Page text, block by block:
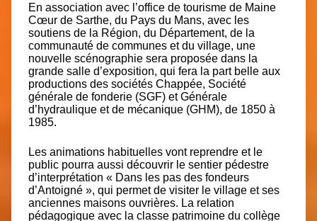
En association avec l’office de tourisme de Maine
Cœur de Sarthe, du Pays du Mans, avec les
soutiens de la Région, du Département, de la
communauté de communes et du village, une
nouvelle scénographie sera proposée dans la
grande salle d’exposition, qui fera la part belle aux
productions des sociétés Chappée, Société
générale de fonderie (SGF) et Générale
d’hydraulique et de mécanique (GHM), de 1850 à
1985.
Les animations habituelles vont reprendre et le
public pourra aussi découvrir le sentier pédestre
d’interprétation « Dans les pas des fondeurs
d’Antoigné », qui permet de visiter le village et ses
anciennes maisons ouvrières. La relation
pédagogique avec la classe patrimoine du collège